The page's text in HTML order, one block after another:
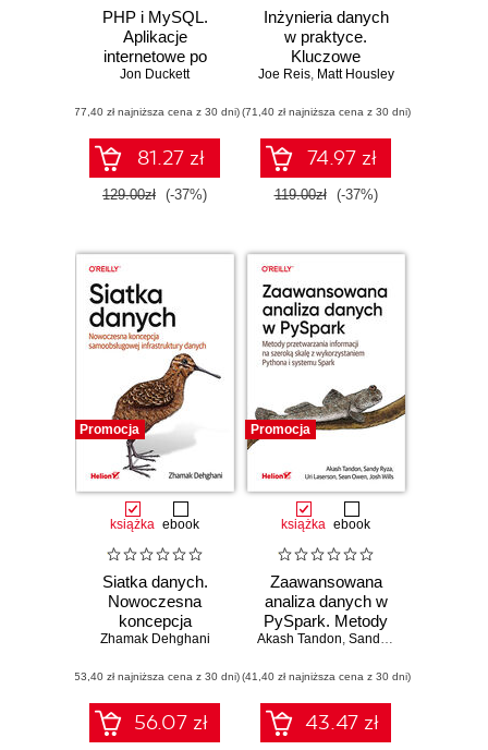
PHP i MySQL.
Aplikacje
internetowe po
stronie serwera
Jon Duckett
(77,40 zł najniższa cena z 30 dni)
81.27 zł
129.00zł (-37%)
Inżynieria danych
w praktyce.
Kluczowe
koncepcje i
technologie
Joe Reis, Matt Housley
(71,40 zł najniższa cena z 30 dni)
74.97 zł
119.00zł (-37%)
Promocja
książka ebook
Siatka danych.
Nowoczesna
koncepcja
samoobsługowej
danych
Zhamak Dehghani
(53,40 zł najniższa cena z 30 dni)
56.07 zł
Promocja
książka ebook
Zaawansowana
analiza danych w
PySpark. Metody
przetwarzania
szeroką skalę z
wykorzystaniem
Pythona i systemu
Spark
Akash Tandon, Sandy Ryza
(41,40 zł najniższa cena z 30 dni)
43.47 zł